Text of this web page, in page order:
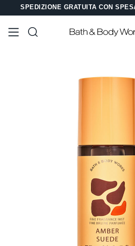
SPEDIZIONE GRATUITA CON